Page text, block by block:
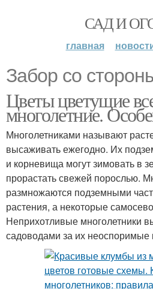
САД И
главная
Забор со
Цветы цветущие
многолетние.
Многолетниками называют
высаживать ежегодно. Их
и корневища могут зимовать в
прорастать свежей порослью.
размножаются подземными
растения, а некоторые
Неприхотливые многолетники
садоводами за их